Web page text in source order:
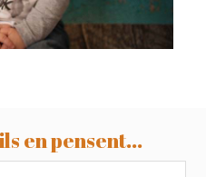
en pensent...